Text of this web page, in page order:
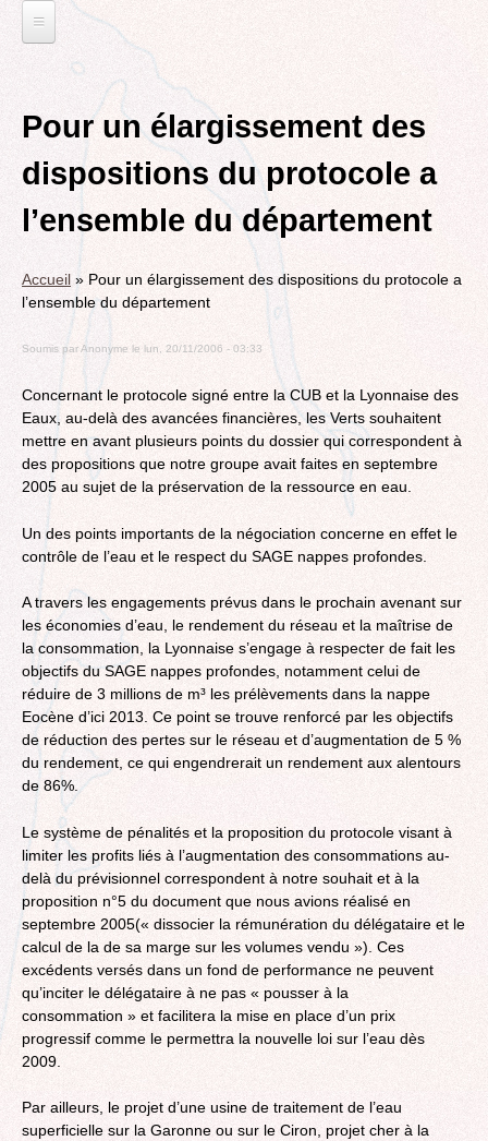
L'EAU ET LES DECHETS
ECONOMIE D’EAU, SAGE, SÉCHERESSE
LA GESTION DES DECHETS
CONTRAT DE L'EAU, POLLUTIONS DIVERSES
ELECTIONS
MUNICIPALES 2014
DÉPARTEMENTALES 2015
MUNICIPALES 2020
RUBRIQUE EN CHANTIER ET A COMPLETER
TRANSITION ECOLOGIQUE
RUBRIQUE EN CHANTIER
LA LUTTE CONTRE L’AFFICHAGE
PUBLICITAIRE
AGENDA 21
BIODIVERSITE, ENVIRONNEMENT, URBANISME
VOIRIE DOMAINE PUBLIC À MÉRIGNAC
LE TRAMWAY REJOINT L'AÉROPORT DE
BORDEAUX MÉRIGNAC : INAUGURATION,
REVUE DE PRESSE
POLITIQUE CYCLABLE, MARCHE
GRAND CONTOURNEMENT DE BORDEAUX
TRAMWAY, RER METROPOLITAIN, TRANSPORT
COLLECTIF
ROCADE VDO
MÉRIGNAC
POINT DE VUE
VIE POLITIQUE
L’ACTION POLITIQUE À MÉRIGNAC
BORDEAUX METROPOLE
EMPLOI, SOLIDARITES
ELECTIONS, RUBRIQUES DIVERSES, PETITES
PHRASES..
to
top
Pour un élargissement des
dispositions du protocole a
l’ensemble du département
Accueil » Pour un élargissement des dispositions du protocole a
l’ensemble du département
Soumis parAnonyme lelun, 20/11/2006 - 03:33
Concernant le protocole signé entre la CUB et la Lyonnaise des
Eaux, au-delà des avancées financières, les Verts souhaitent
mettre en avant plusieurs points du dossier qui correspondent à
des propositions que notre groupe avait faites en septembre
2005 au sujet de la préservation de la ressource en eau.
Un des points importants de la négociation concerne en effet le
contrôle de l’eau et le respect du SAGE nappes profondes.
A travers les engagements prévus dans le prochain avenant sur
les économies d’eau, le rendement du réseau et la maîtrise de
la consommation, la Lyonnaise s’engage à respecter de fait les
objectifs du SAGE nappes profondes, notamment celui de
réduire de 3 millions de m³ les prélèvements dans la nappe
Eocène d’ici 2013. Ce point se trouve renforcé par les objectifs
de réduction des pertes sur le réseau et d’augmentation de 5 %
du rendement, ce qui engendrerait un rendement aux alentours
de 86%.
Le système de pénalités et la proposition du protocole visant à
limiter les profits liés à l’augmentation des consommations au-
delà du prévisionnel correspondent à notre souhait et à la
proposition n°5 du document que nous avions réalisé en
septembre 2005(« dissocier la rémunération du délégataire et le
calcul de la de sa marge sur les volumes vendu »). Ces
excédents versés dans un fond de performance ne peuvent
qu’inciter le délégataire à ne pas « pousser à la
consommation » et facilitera la mise en place d’un prix
progressif comme le permettra la nouvelle loi sur l’eau dès
2009.
Par ailleurs, le projet d’une usine de traitement de l’eau
superficielle sur la Garonne ou sur le Ciron, projet cher à la